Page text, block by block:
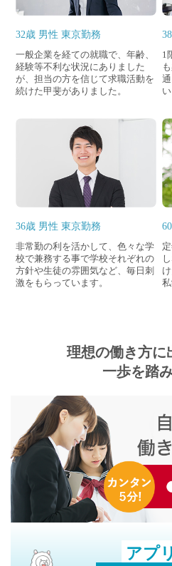
32歳 男性 東京勤務
⼀般企業を経ての就職で、年齢、
経験等不利な状況にありました
が、担当の⽅を信じて求職活動を
続けた甲斐がありました。
1
36歳 男性 東京勤務
非常勤の利を活かして、色々な学
校で兼務する事で学校それぞれの
方針や生徒の雰囲気など、毎日刺
激をもらっています。
理想の働き方に
一歩を踏
アプ